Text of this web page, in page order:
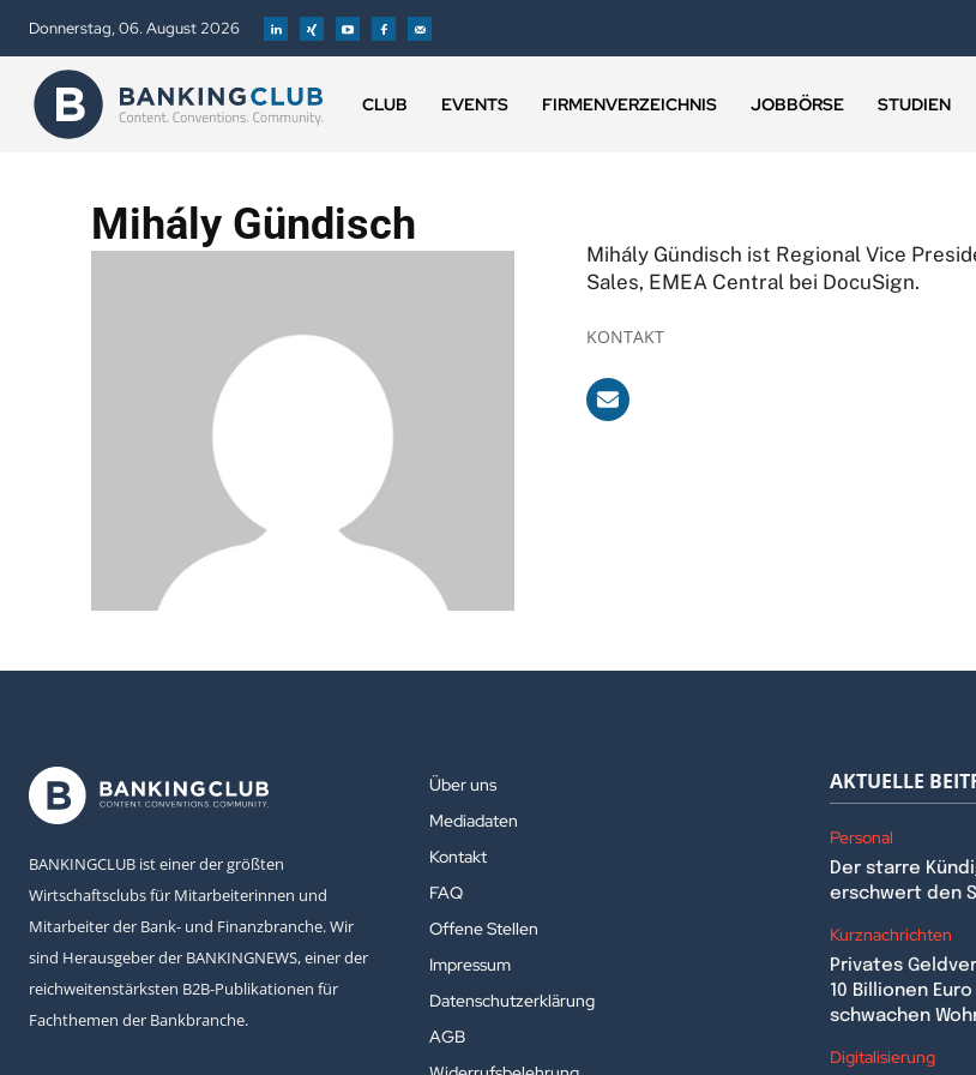
Donnerstag, 06. August 2026
CLUB EVENTS FIRMENVERZEICHNIS JOBBÖRSE STUDIEN
Mihály Gündisch
Mihály Gündisch ist Regional Vice
Sales, EMEA Central bei DocuSign.
KONTAKT
BANKINGCLUB ist einer der größten
Wirtschaftsclubs für Mitarbeiterinnen und
Mitarbeiter der Bank- und Finanzbranche. Wir
sind Herausgeber der BANKINGNEWS, einer der
reichweitenstärksten B2B-Publikationen für
Fachthemen der Bankbranche.
Über uns
Mediadaten
Kontakt
FAQ
Offene Stellen
Impressum
Datenschutzerklärung
AGB
AKTUELLE
Personal
Der starre
erschwert den
Kurznachrichten
Privates
10 Billionen
schwachen
Digitalisierung